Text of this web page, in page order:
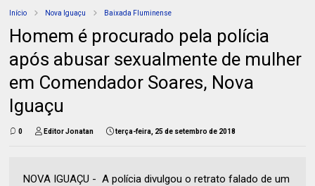
Início Nova Iguaçu Baixada Fluminense
Homem é procurado pela polícia
após abusar sexualmente de mulher
em Comendador Soares, Nova
Iguaçu
0 Editor Jonatan terça-feira, 25 de setembro de 2018
NOVA IGUAÇU - A polícia divulgou o retrato falado de um